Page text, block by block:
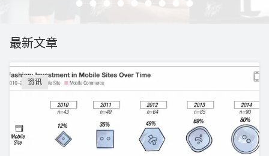
最新文章
资讯